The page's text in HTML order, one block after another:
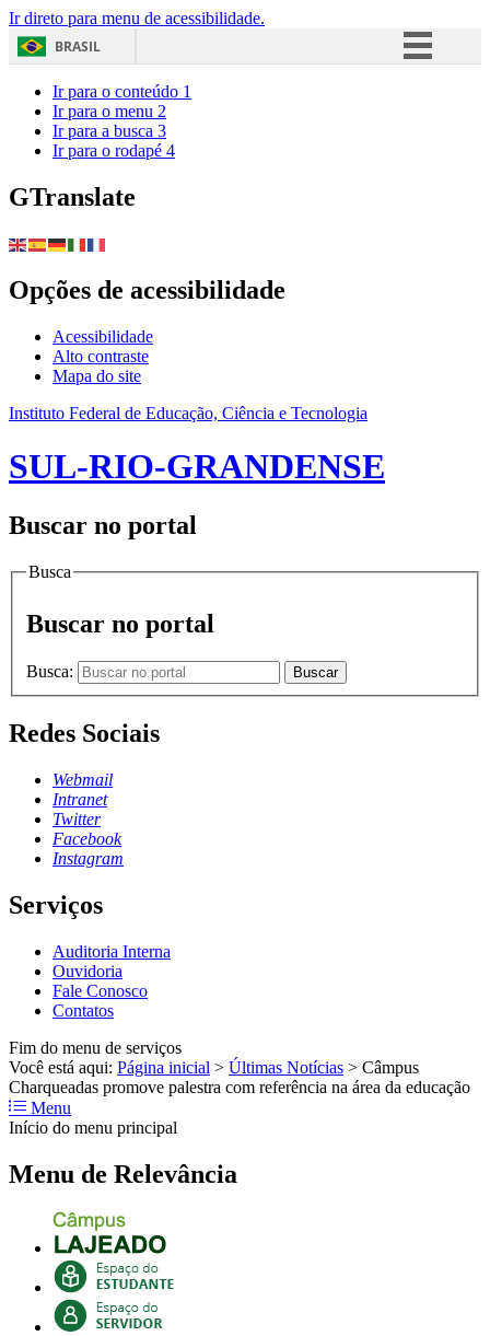
Ir direto para menu de acessibilidade.
BRASIL
Ir para o conteúdo 1
Ir para o menu 2
Ir para a busca 3
Ir para o rodapé 4
GTranslate
Opções de acessibilidade
Acessibilidade
Alto contraste
Mapa do site
Instituto Federal de Educação, Ciência e Tecnologia
SUL-RIO-GRANDENSE
Buscar no portal
Busca
Buscar no portal
Busca: Buscar
Redes Sociais
Webmail
Intranet
Twitter
Facebook
Instagram
Serviços
Auditoria Interna
Ouvidoria
Fale Conosco
Contatos
Fim do menu de serviços
Você está aqui: Página inicial > Últimas Notícias > Câmpus
Charqueadas promove palestra com referência na área da educação
Menu
Início do menu principal
Menu de Relevância